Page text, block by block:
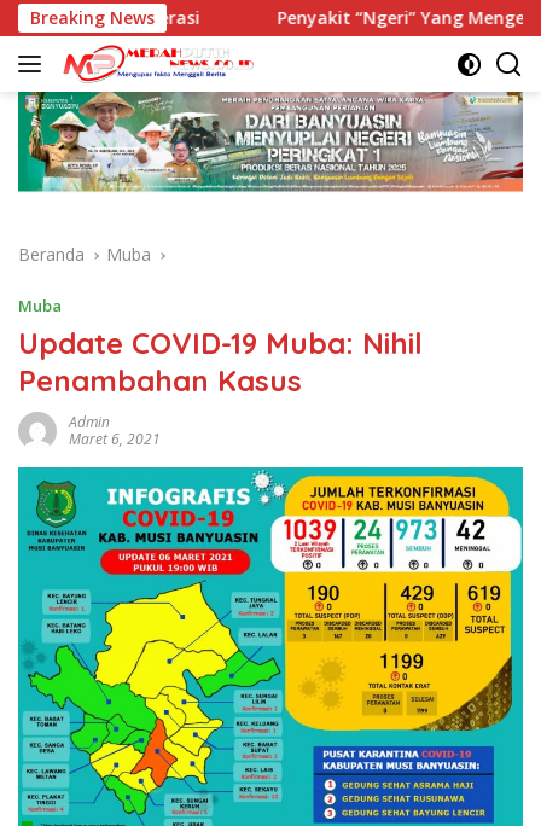
Langsung
ke
konten
Breaking News
Generasi Penyakit “Ngeri” Yang Mengelilingi
Beranda Muba
Muba
Update COVID-19 Muba: Nihil
Penambahan Kasus
Admin
Maret 6, 2021